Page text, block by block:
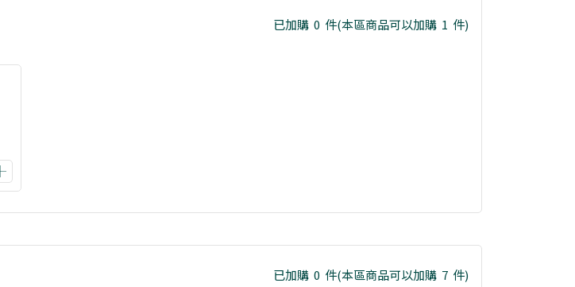
已加購 0 件(本區商品可以加購 1 件)
已加購 0 件(本區商品可以加購 7 件)